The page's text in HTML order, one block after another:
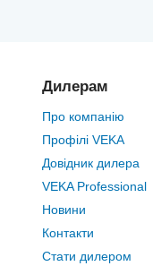
Дилерам
Про компанію
Профілі VEKA
Довідник дилера
VEKA Professional
Новини
Контакти
Стати дилером